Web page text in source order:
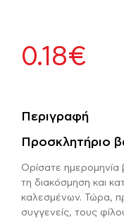
0.18€
Περιγραφή
Προσκλητήριο
Ορίσατε ημερομηνία
τη διακόσμηση και
καλεσμένων. Τώρα,
συγγενείς, τους